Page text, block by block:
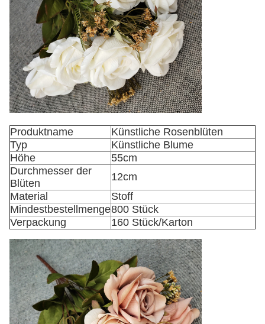
Produktname
Künstliche Rosenblüten
Typ
Künstliche Blume
Höhe
55cm
Durchmesser der
Blüten
12cm
Material
Stoff
Mindestbestellmenge800 Stück
Verpackung
160 Stück/Karton